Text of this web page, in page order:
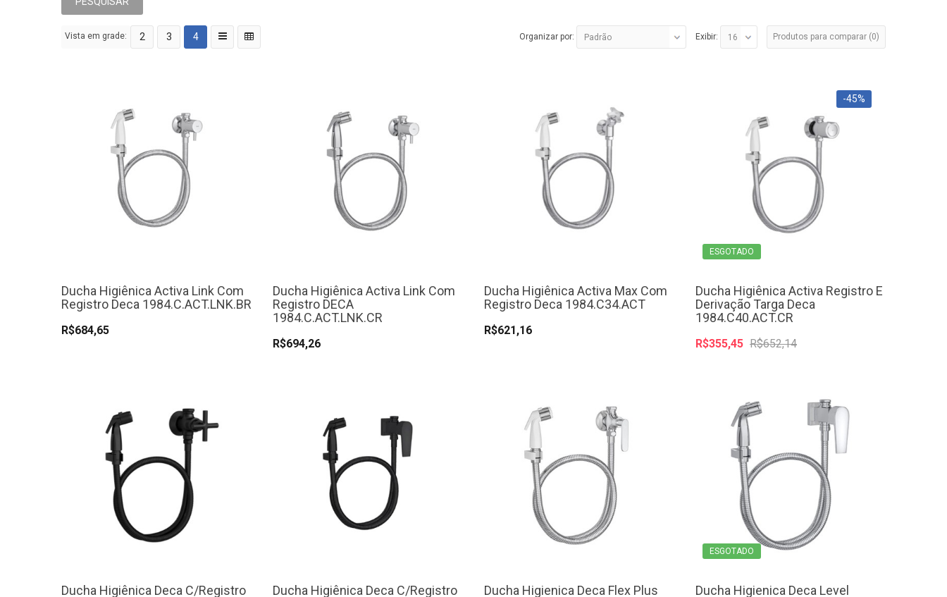
Vista em grade: 2 3 4 Organizar por: Exibir: Produtos para comparar (0)
Ducha Higiênica Activa Link Com
Registro Deca 1984.C.ACT.LNK.BR
R$684,65
Ducha Higiênica Activa Link Com
Registro DECA
1984.C.ACT.LNK.CR
R$694,26
Ducha Higiênica Activa Max Com
Registro Deca 1984.C34.ACT
R$621,16
ESGOTADO
-45%
Ducha Higiênica Activa Registro E
Derivação Targa Deca
1984.C40.ACT.CR
R$355,45 R$652,14
Ducha Higiênica Deca C/Registro
Ducha Higiênica Deca C/Registro
Ducha Higienica Deca Flex Plus
ESGOTADO
Ducha Higienica Deca Level